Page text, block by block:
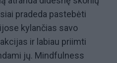
pradeda pastebėti
kylančias savo
ir labiau priimti
jų. Mindfulness